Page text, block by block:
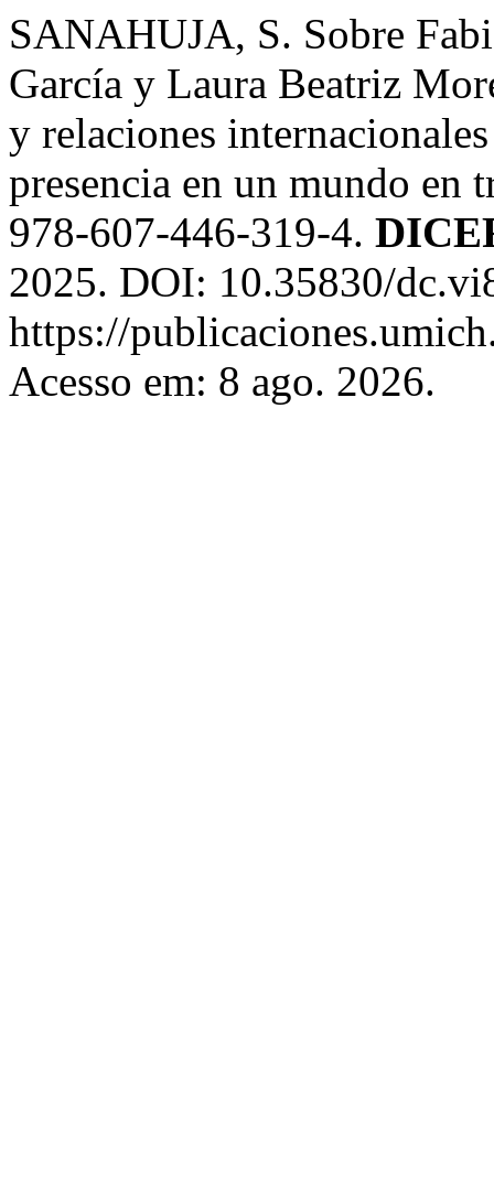
SANAHUJA, S. Sobre
García y Laura Beatriz
y relaciones
presencia en un mundo
978-607-446-319-4.
2025. DOI: 10.35830/
https://
Acesso em: 8 ago. 2026.